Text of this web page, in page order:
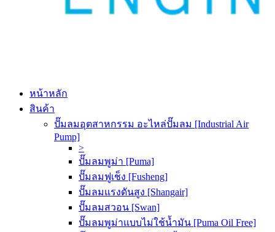
หน้าหลัก
สินค้า
ปั๊มลมอุตสาหกรรม อะไหล่ปั๊มลม [Industrial Air
Pump]
>
ปั๊มลมพูม่า [Puma]
ปั๊มลมฟูเช็ง [Fusheng]
ปั๊มลมแรงดันสูง [Shangair]
ปั๊มลมสวอน [Swan]
ปั๊มลมพูม่าแบบไม่ใช้น้ำมัน [Puma Oil Free]